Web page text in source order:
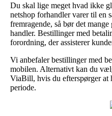
Du skal lige meget hvad ikke
netshop forhandler varer til en
fremragende, så bør det
handler. Bestillinger med
forordning, der assisterer
Vi anbefaler bestillinger med
mobilen. Alternativt kan du
ViaBill, hvis du efterspørger at
periode.